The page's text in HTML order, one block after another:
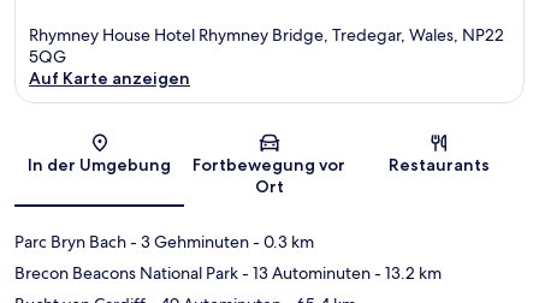
Rhymney House Hotel Rhymney Bridge, Tredegar, Wales, NP22
5QG
Auf Karte anzeigen
In der Umgebung
Fortbewegung vor
Ort
Restaurants
Parc Bryn Bach- 3 Gehminuten- 0.3 km
Brecon Beacons National Park- 13 Autominuten- 13.2 km